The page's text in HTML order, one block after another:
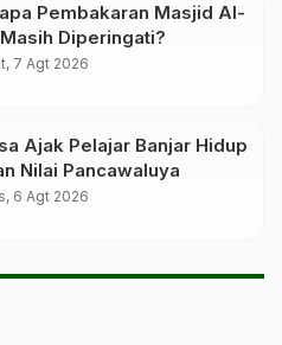
Pembakaran Masjid Al-
Diperingati?
7 Agt 2026
Ajak Pelajar Banjar Hidup
Nilai Pancawaluya
6 Agt 2026